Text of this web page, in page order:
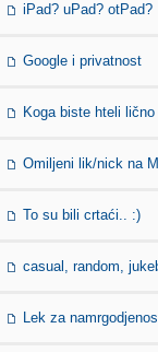
iPad? uPad? otPad?
Google i privatnost
Koga biste hteli
Omiljeni lik/nick na
To su bili crtaći.. :)
casual, random,
Lek za